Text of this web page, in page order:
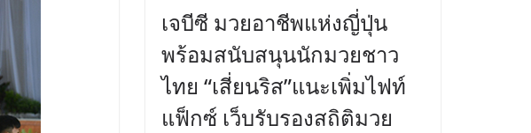
เจบีซี มวยอาชีพแห่งญี่ปุ่น
พร้อมสนับสนุนนักมวยชาว
ไทย “เสี่ยนริส”แนะเพิ่มไฟท์
แฟ็กซ์ เว็บรับรองสถิติมวย